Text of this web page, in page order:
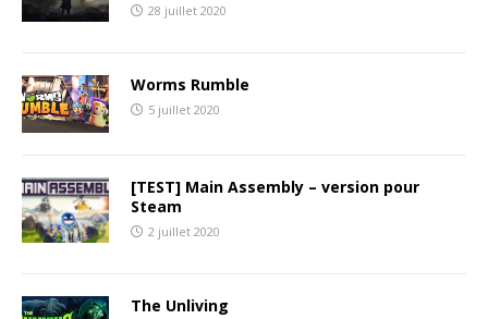
28 juillet 2020
Worms Rumble
5 juillet 2020
[TEST] Main Assembly – version pour
Steam
2 juillet 2020
The Unliving